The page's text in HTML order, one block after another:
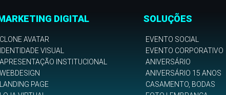
DIGITAL
CLONE AVATAR
IDENTIDADE VISUAL
APRESENTAÇÃO INSTITUCIONAL
WEBDESIGN
LANDING PAGE
SOLUÇÕES
EVENTO SOCIAL
EVENTO CORPORATIVO
ANIVERSÁRIO
ANIVERSÁRIO 15 ANOS
CASAMENTO, BODAS